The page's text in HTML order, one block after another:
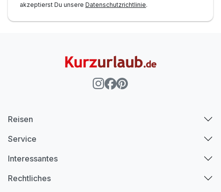
akzeptierst Du unsere Datenschutzrichtlinie.
Reisen
Service
Interessantes
Rechtliches